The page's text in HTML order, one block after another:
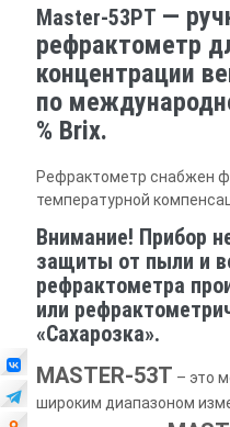
Master-53PT —
рефрактометр
концентрации
по
% Brix.
Рефрактометр снабжен
температурной
Внимание! Прибор
защиты от пыли и
рефрактометра
или
«Сахарозка».
MASTER-53T – это
широким диапазоном